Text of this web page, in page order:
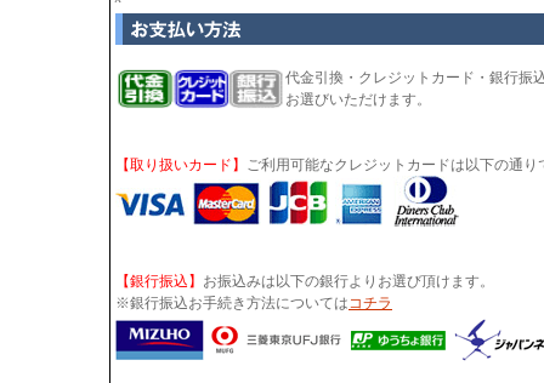
代金引換・クレジットカード・銀行振
お選びいただけます。
【取り扱いカード】 ご利用可能なクレジットカードは以下の通り
【銀行振込】 お振込みは以下の銀行よりお選び頂けます。
※銀行振込お手続き方法についてはコチラ